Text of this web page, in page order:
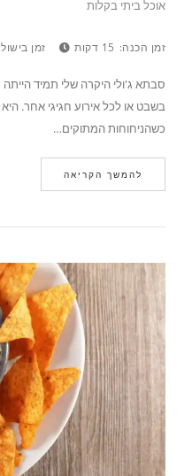
אוכל ביתי בקלות
זמן הכנה: 15 דקות זמן בישול:
סבתא ג'ולי היקרה שלי תמיד
בשבט או לכל אירוע חגיגי אחר.
כשהניחוחות המתוקים…
להמשך הקריאה